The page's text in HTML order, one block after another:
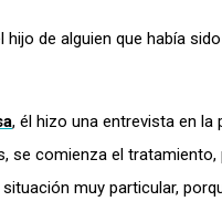
de alguien que había
, él hizo una entrevista en la
comienza el
muy particular,